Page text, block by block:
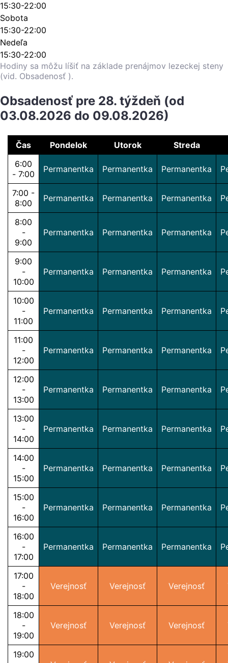
15:30-22:00
Sobota
15:30-22:00
Nedeľa
15:30-22:00
Hodiny sa môžu líšiť na základe prenájmov lezeckej steny
(vid. Obsadenosť ).
Obsadenosť pre 28. týždeň (od
03.08.2026 do 09.08.2026)
Čas Pondelok Utorok
Streda
6:00
- 7:00
Permanentka Permanentka Permanentka
7:00 -
8:00
Permanentka Permanentka Permanentka
8:00
-
9:00
Permanentka Permanentka Permanentka
9:00
-
10:00
Permanentka Permanentka Permanentka
10:00
-
11:00
Permanentka Permanentka Permanentka
11:00
-
12:00
Permanentka Permanentka Permanentka
12:00
-
13:00
Permanentka Permanentka Permanentka
13:00
-
14:00
Permanentka Permanentka Permanentka
14:00
-
15:00
Permanentka Permanentka Permanentka
15:00
-
16:00
Permanentka Permanentka Permanentka
16:00
-
17:00
Permanentka Permanentka Permanentka
17:00
-
18:00
Verejnosť Verejnosť Verejnosť
18:00
-
19:00
Verejnosť Verejnosť Verejnosť
19:00